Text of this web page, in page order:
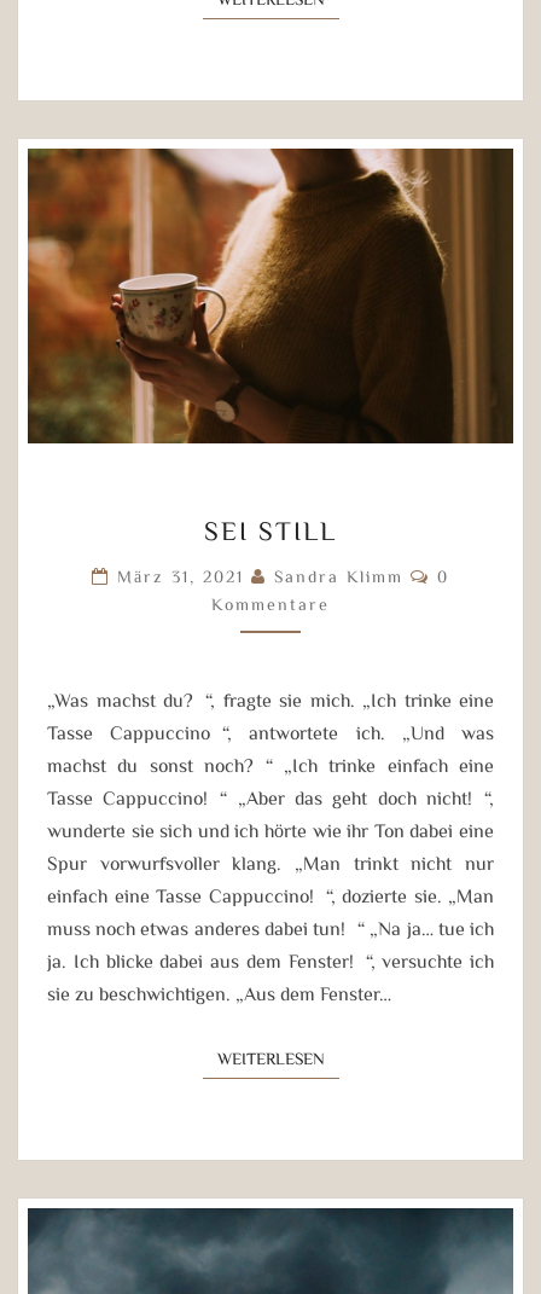
STILL
SEI STILL
März 31, 2021 Sandra Klimm
0
Kommentare
„Was machst du?“, fragte sie mich. „Ich trinke eine
Tasse Cappuccino“, antwortete ich. „Und was
machst du sonst noch?“ „Ich trinke einfach eine
Tasse Cappuccino!“ „Aber das geht doch nicht!“,
wunderte sie sich und ich hörte wie ihr Ton dabei eine
Spur vorwurfsvoller klang. „Man trinkt nicht nur
einfach eine Tasse Cappuccino!“, dozierte sie. „Man
muss noch etwas anderes dabei tun!“ „Na ja… tue ich
ja. Ich blicke dabei aus dem Fenster!“, versuchte ich
sie zu beschwichtigen. „Aus dem Fenster…
WEITERLESENWEITERLESEN